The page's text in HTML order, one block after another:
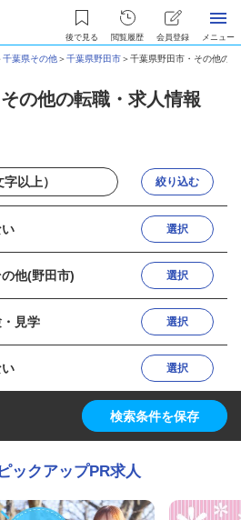
後で見る 閲覧履歴 会員登録 メニュー
千葉県その他＞千葉県野田市＞千葉県野田市・その他の
の他の転職・求人情報
絞り込む
選択
他(野田市) 選択
見学 選択
選択
検索条件を保存
ックアップPR求人